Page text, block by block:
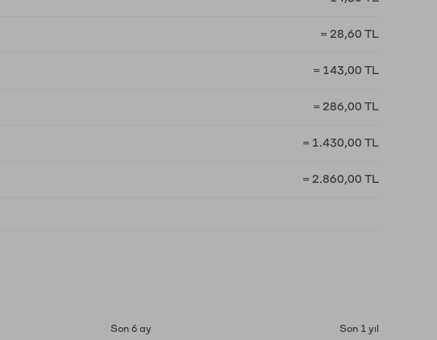
= 28,60 TL
= 143,00 TL
= 286,00 TL
= 1.430,00 TL
= 2.860,00 TL
Son 6 ay Son 1 yıl